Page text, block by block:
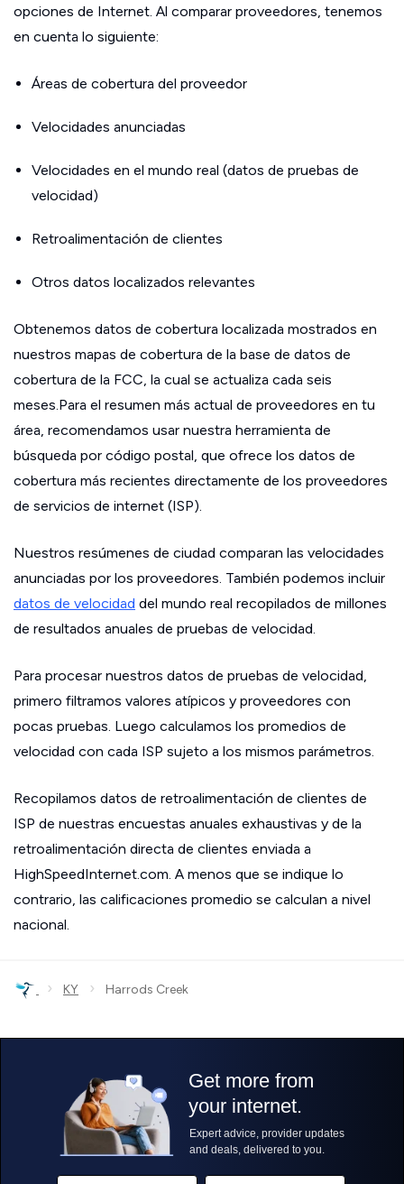
opciones de Internet. Al comparar proveedores, tenemos
en cuenta lo siguiente:
Áreas de cobertura del proveedor
Velocidades anunciadas
Velocidades en el mundo real (datos de pruebas de
velocidad)
Retroalimentación de clientes
Otros datos localizados relevantes
Obtenemos datos de cobertura localizada mostrados en
nuestros mapas de cobertura de la base de datos de
cobertura de la FCC, la cual se actualiza cada seis
meses.Para el resumen más actual de proveedores en tu
área, recomendamos usar nuestra herramienta de
búsqueda por código postal, que ofrece los datos de
cobertura más recientes directamente de los proveedores
de servicios de internet (ISP).
Nuestros resúmenes de ciudad comparan las velocidades
anunciadas por los proveedores. También podemos incluir
datos de velocidad del mundo real recopilados de millones
de resultados anuales de pruebas de velocidad.
Para procesar nuestros datos de pruebas de velocidad,
primero filtramos valores atípicos y proveedores con
pocas pruebas. Luego calculamos los promedios de
velocidad con cada ISP sujeto a los mismos parámetros.
Recopilamos datos de retroalimentación de clientes de
ISP de nuestras encuestas anuales exhaustivas y de la
retroalimentación directa de clientes enviada a
HighSpeedInternet.com. A menos que se indique lo
contrario, las calificaciones promedio se calculan a nivel
nacional.
› KY › Harrods Creek